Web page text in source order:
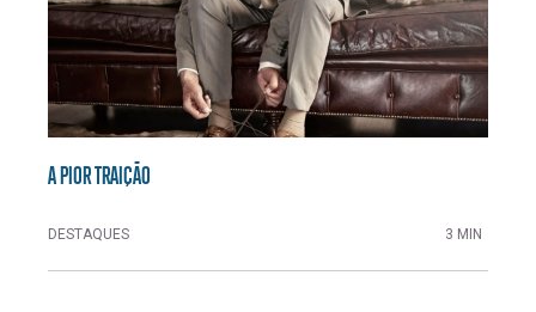
A PIOR TRAIÇÃO
DESTAQUES 3 MIN